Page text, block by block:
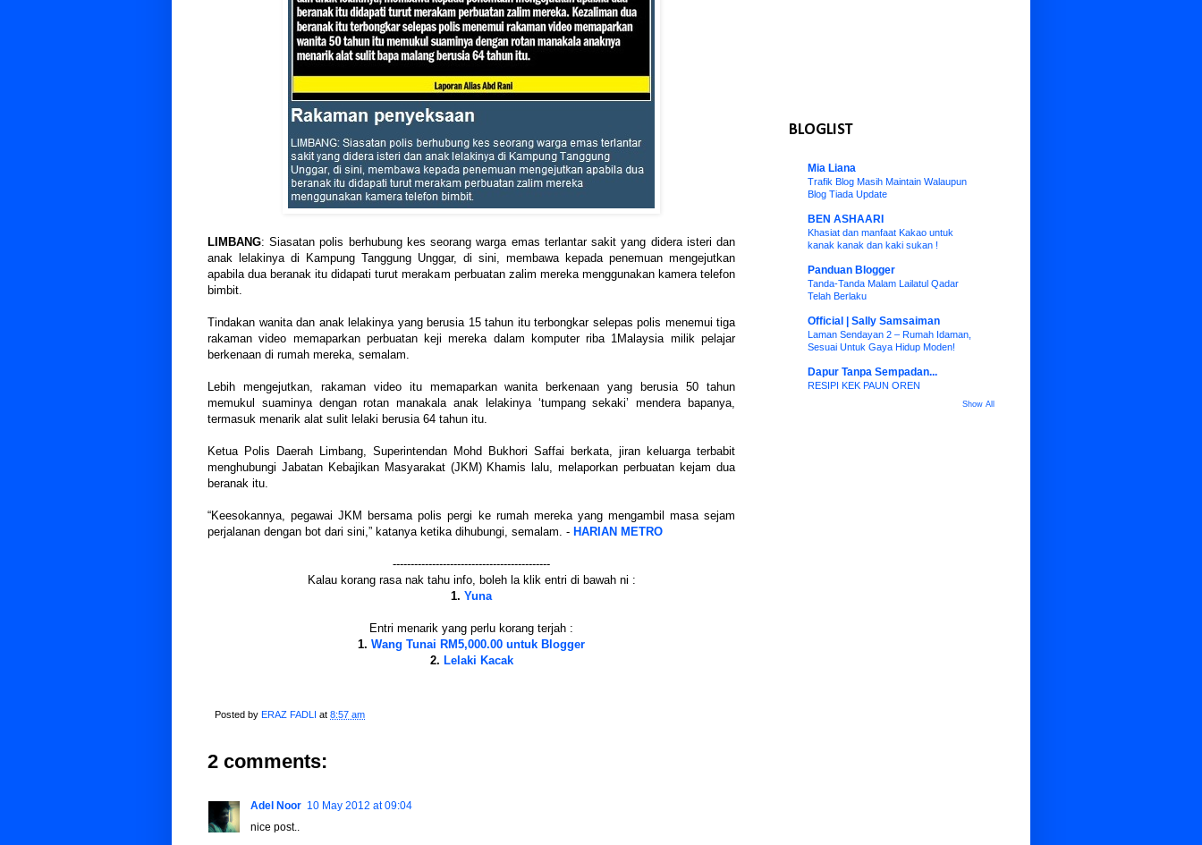
LIMBANG: Siasatan polis berhubung kes seorang warga emas terlantar sakit yang didera isteri dan
anak lelakinya di Kampung Tanggung Unggar, di sini, membawa kepada penemuan mengejutkan
apabila dua beranak itu didapati turut merakam perbuatan zalim mereka menggunakan kamera telefon
bimbit.
Tindakan wanita dan anak lelakinya yang berusia 15 tahun itu terbongkar selepas polis menemui tiga
rakaman video memaparkan perbuatan keji mereka dalam komputer riba 1Malaysia milik pelajar
berkenaan di rumah mereka, semalam.
Lebih mengejutkan, rakaman video itu memaparkan wanita berkenaan yang berusia 50 tahun
memukul suaminya dengan rotan manakala anak lelakinya ‘tumpang sekaki’ mendera bapanya,
termasuk menarik alat sulit lelaki berusia 64 tahun itu.
Ketua Polis Daerah Limbang, Superintendan Mohd Bukhori Saffai berkata, jiran keluarga terbabit
menghubungi Jabatan Kebajikan Masyarakat (JKM) Khamis lalu, melaporkan perbuatan kejam dua
beranak itu.
“Keesokannya, pegawai JKM bersama polis pergi ke rumah mereka yang mengambil masa sejam
perjalanan dengan bot dari sini,” katanya ketika dihubungi, semalam. - HARIAN METRO
--------------------------------------------
Kalau korang rasa nak tahu info, boleh la klik entri di bawah ni :
1. Yuna
Entri menarik yang perlu korang terjah :
1. Wang Tunai RM5,000.00 untuk Blogger
2. Lelaki Kacak
Posted by ERAZ FADLI at 8:57 am
2 comments:
Adel Noor 10 May 2012 at 09:04
nice post..
BLOGLIST
Mia Liana
Trafik Blog Masih Maintain Walaupun
Blog Tiada Update
BEN ASHAARI
Khasiat dan manfaat Kakao untuk
kanak kanak dan kaki sukan !
Panduan Blogger
Tanda-Tanda Malam Lailatul Qadar
Telah Berlaku
Official | Sally Samsaiman
Laman Sendayan 2 – Rumah Idaman,
Sesuai Untuk Gaya Hidup Moden!
Dapur Tanpa Sempadan...
RESIPI KEK PAUN OREN
Show All